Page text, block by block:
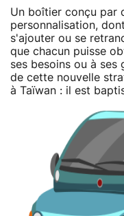
Un boîtier conçu par
personnalisation,
s'ajouter ou se
que chacun puisse
ses besoins ou à ses
de cette nouvelle
à Taïwan : il est